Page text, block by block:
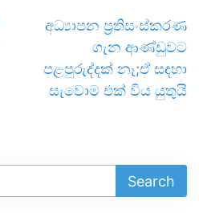
අධ්‍යාපන ප්‍රතිසංස්කරණ
ගැන ආණ්ඩුවට
පළපුරුද්දක් නෑ;ඒ සඳහා
සැවොම එක් විය යුතුයි